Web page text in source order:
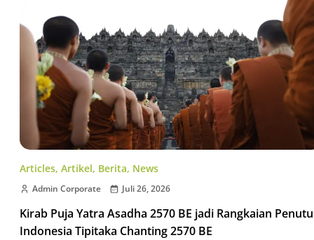
Articles, Artikel, Berita, News
Admin Corporate Juli 26, 2026
Kirab Puja Yatra Asadha 2570 BE jadi Rangkaian
Indonesia Tipitaka Chanting 2570 BE